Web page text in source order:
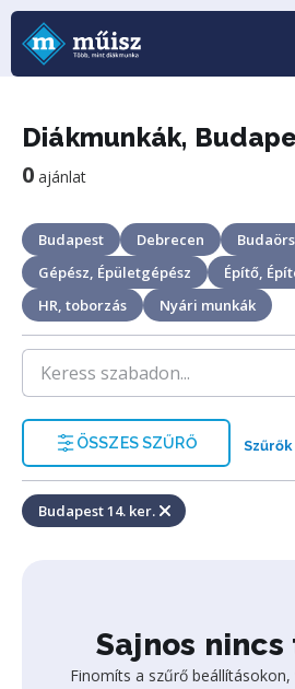
Diákmunkák,
0 ajánlat
Budapest Debrecen Budaörs
Gépész, Épületgépész
Építő,
HR, toborzás
Nyári munkák
ÖSSZES SZŰRŐ
Budapest 14. ker.
Sajnos
Finomíts a szűrő beállításokon,